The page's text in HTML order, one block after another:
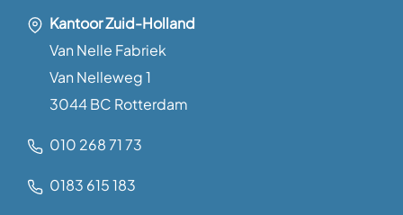
Kantoor Zuid-Holland
Van Nelle Fabriek
Van Nelleweg 1
3044 BC Rotterdam
010 268 71 73
0183 615 183